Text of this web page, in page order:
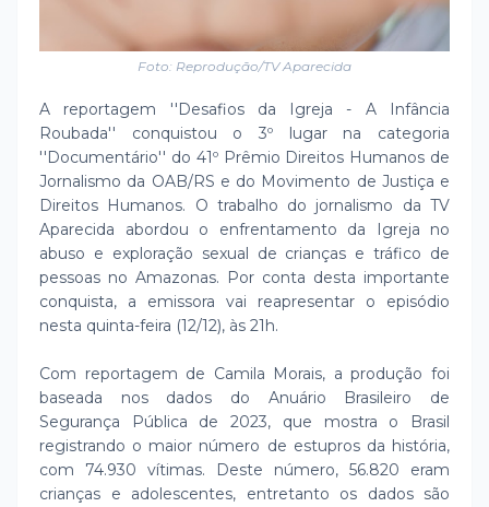
Foto: Reprodução/TV Aparecida
A reportagem ''Desafios da Igreja - A Infância
Roubada'' conquistou o 3º lugar na categoria
''Documentário'' do 41º Prêmio Direitos Humanos de
Jornalismo da OAB/RS e do Movimento de Justiça e
Direitos Humanos. O trabalho do jornalismo da TV
Aparecida abordou o enfrentamento da Igreja no
abuso e exploração sexual de crianças e tráfico de
pessoas no Amazonas. Por conta desta importante
conquista, a emissora vai reapresentar o episódio
nesta quinta-feira (12/12), às 21h.
Com reportagem de Camila Morais, a produção foi
baseada nos dados do Anuário Brasileiro de
Segurança Pública de 2023, que mostra o Brasil
registrando o maior número de estupros da história,
com 74.930 vítimas. Deste número, 56.820 eram
crianças e adolescentes, entretanto os dados são